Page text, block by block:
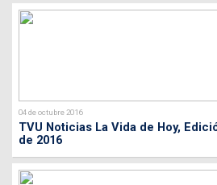
04 de octubre 2016
TVU Noticias La Vida de Hoy,
de 2016